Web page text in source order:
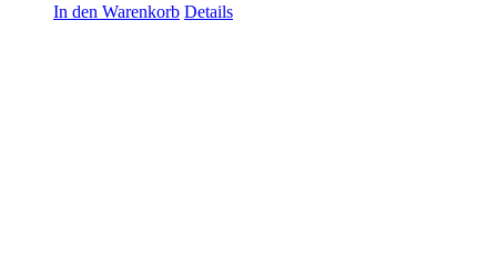
In den Warenkorb Details